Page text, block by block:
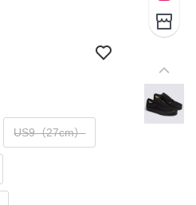
US9（27cm）